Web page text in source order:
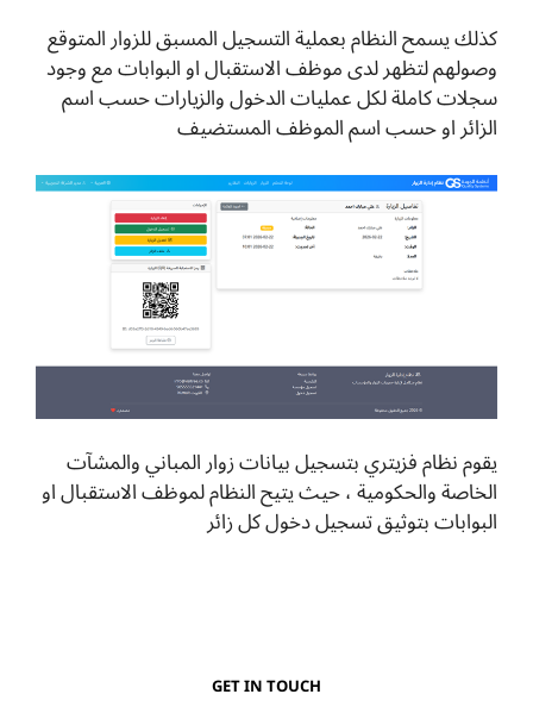
كذلك يسمح النظام بعملية التسجيل المسبق للزوار المتوقع
وصولهم لتظهر لدى موظف الاستقبال او البوابات مع وجود
سجلات كاملة لكل عمليات الدخول والزيارات حسب اسم
الزائر او حسب اسم الموظف المستضيف
يقوم نظام فزيتري بتسجيل بيانات زوار المباني والمشآت
الخاصة والحكومية ، حيث يتيح النظام لموظف الاستقبال او
البوابات بتوثيق تسجيل دخول كل زائر
GET IN TOUCH